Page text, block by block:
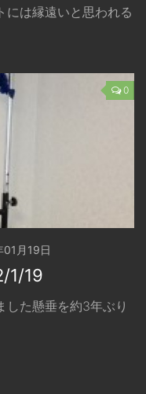
には縁遠いと思われる
0
01月19日
1/19
した懸垂を約3年ぶり